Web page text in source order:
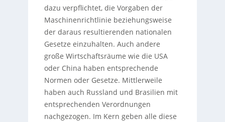
dazu verpflichtet, die Vorgaben der
Maschinenrichtlinie beziehungsweise
der daraus resultierenden nationalen
Gesetze einzuhalten. Auch andere
große Wirtschaftsräume wie die USA
oder China haben entsprechende
Normen oder Gesetze. Mittlerweile
haben auch Russland und Brasilien mit
entsprechenden Verordnungen
nachgezogen. Im Kern geben alle diese